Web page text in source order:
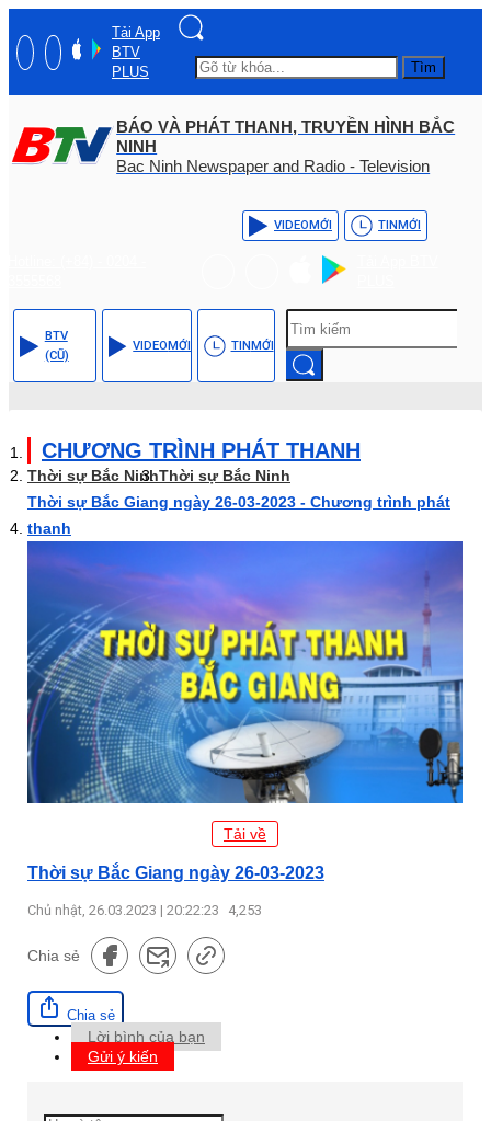
Tải App
BTV
PLUS
Tìm
BÁO VÀ PHÁT THANH, TRUYỀN HÌNH BẮC
NINH
Bac Ninh Newspaper and Radio - Television
VIDEOMỚI TINMỚI
BTV
(CŨ)
VIDEOMỚI TINMỚI
CHƯƠNG TRÌNH PHÁT THANH
Thời sự Bắc NinhThời sự Bắc Ninh
Thời sự Bắc Giang ngày 26-03-2023 - Chương trình phát
thanh
Tải về
Thời sự Bắc Giang ngày 26-03-2023
Chủ nhật, 26.03.2023 | 20:22:23 4,253
Chia sẻ
Chia sẻ
Lời bình của bạn
Gửi ý kiến